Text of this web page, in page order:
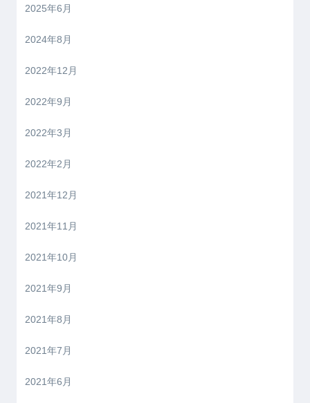
2025年6月
2024年8月
2022年12月
2022年9月
2022年3月
2022年2月
2021年12月
2021年11月
2021年10月
2021年9月
2021年8月
2021年7月
2021年6月